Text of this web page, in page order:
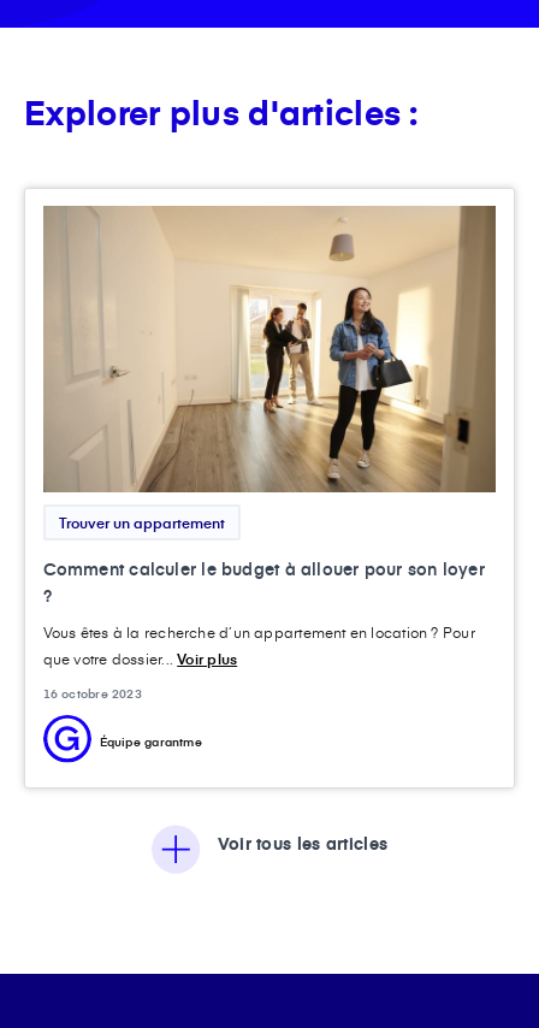
Explorer plus d'articles :
Trouver un appartement
Comment calculer le budget à allouer pour son loyer
?
Vous êtes à la recherche d’un appartement en location ? Pour
que votre dossier...Voir plus
16 octobre 2023
Équipe garantme
Voir tous les articles